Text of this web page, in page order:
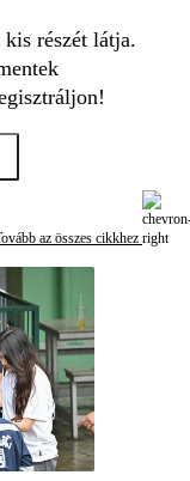
kis részét látja.
az összes cikkhez